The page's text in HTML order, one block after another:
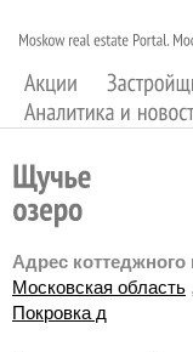
Адрес
Московская область ,
Покровка д